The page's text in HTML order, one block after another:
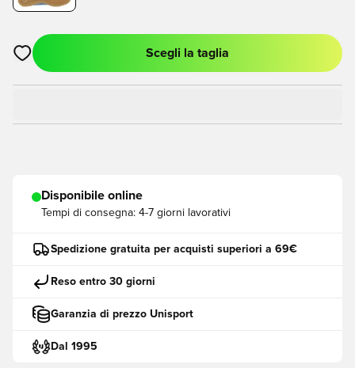
Apre una finestra modale per accedere o registrarsi come
Scegli la taglia
Disponibile online
Tempi di consegna: 4-7 giorni lavorativi
Spedizione gratuita per acquisti superiori a 69€
Reso entro 30 giorni
Garanzia di prezzo Unisport
Dal 1995